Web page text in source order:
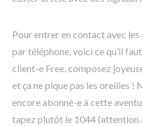
Pour entrer en contact avec
par téléphone, voici ce qu’il
client-e Free, composez
et ça ne pique pas les oreilles !
encore abonné-e à cette
tapez plutôt le 1044 (attention